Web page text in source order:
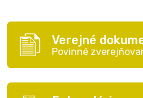
Verejné
Povinné